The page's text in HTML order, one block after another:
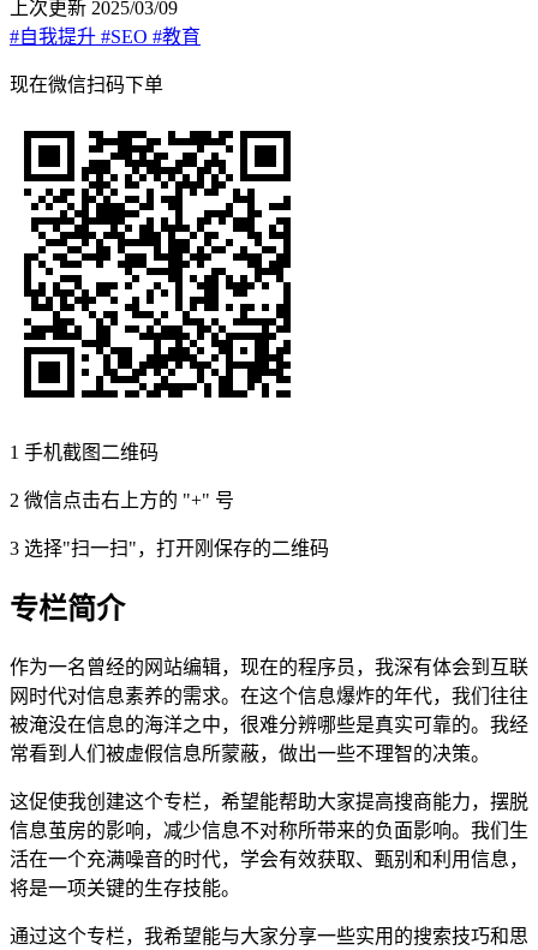
上次更新 2025/03/09
#自我提升 #SEO #教育
现在微信扫码下单
1 手机截图二维码
2 微信点击右上方的 "+" 号
3 选择"扫一扫"，打开刚保存的二维码
专栏简介
作为一名曾经的网站编辑，现在的程序员，我深有体会到互联
网时代对信息素养的需求。在这个信息爆炸的年代，我们往往
被淹没在信息的海洋之中，很难分辨哪些是真实可靠的。我经
常看到人们被虚假信息所蒙蔽，做出一些不理智的决策。
这促使我创建这个专栏，希望能帮助大家提高搜商能力，摆脱
信息茧房的影响，减少信息不对称所带来的负面影响。我们生
活在一个充满噪音的时代，学会有效获取、甄别和利用信息，
将是一项关键的生存技能。
通过这个专栏，我希望能与大家分享一些实用的搜索技巧和思